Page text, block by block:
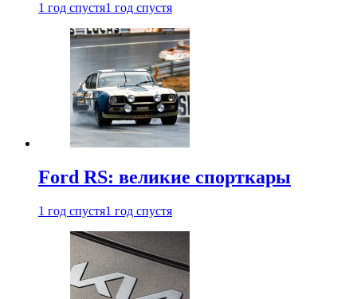
1 год спустя1 год спустя
Ford RS: великие спорткары
1 год спустя1 год спустя